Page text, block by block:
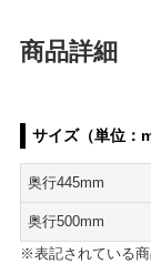
商品詳細
サイズ（単位：
奥行445mm
奥行500mm
※表記されている